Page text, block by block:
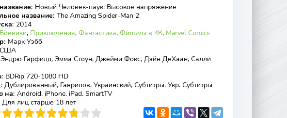
: Новый Человек-паук: Высокое напряжение
название: The Amazing Spider-Man 2
: 2014
Боевики, Приключения, Фантастика, Фильмы в 4К, Marvel Comics
: Марк Уэбб
США
Эндрю Гарфилд, Эмма Стоун, Джейми Фокс, Дэйн ДеХаан, Салли
: BDRip 720-1080 HD
: Дублированный, Гаврилов, Украинский, Субтитры, Укр. Субтитры
на: Android, iPhone, iPad, SmartTV
Для лиц старше 18 лет
7 8 9 10